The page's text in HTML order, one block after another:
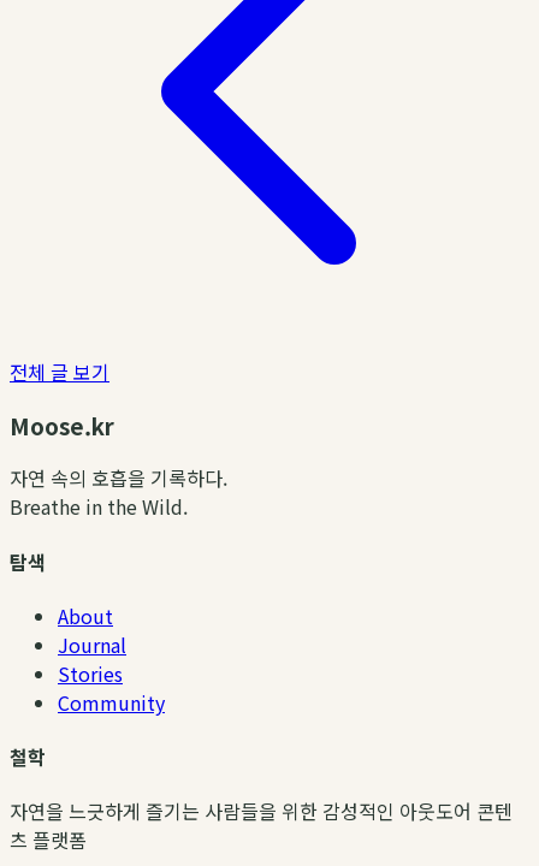
전체 글 보기
Moose.kr
자연 속의 호흡을 기록하다.
Breathe in the Wild.
탐색
About
Journal
Stories
Community
철학
자연을 느긋하게 즐기는 사람들을 위한 감성적인 아웃도어 콘텐
츠 플랫폼